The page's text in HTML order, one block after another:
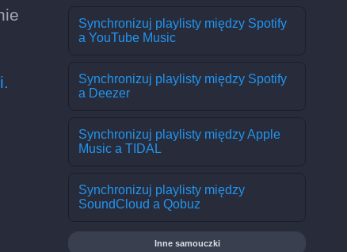
Synchronizuj playlisty między Spotify
a YouTube Music
Synchronizuj playlisty między Spotify
a Deezer
Synchronizuj playlisty między Apple
Music a TIDAL
Synchronizuj playlisty między
SoundCloud a Qobuz
Inne samouczki